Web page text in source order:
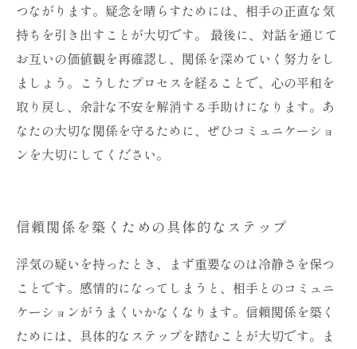
つながります。疑念を晴らすためには、相手の正直な気
持ちを引き出すことが大切です。 最後に、対話を通じて
お互いの価値観を再確認し、関係を深めていく努力をし
ましょう。こうしたプロセスを経ることで、心の平和を
取り戻し、余計な不安を解消する手助けになります。あ
なたの大切な関係を守るために、ぜひコミュニケーショ
ンを大切にしてください。
信頼関係を築くための具体的なステップ
浮気の疑いを持ったとき、まず重要なのは冷静さを保つ
ことです。感情的になってしまうと、相手とのコミュニ
ケーションがうまくいかなくなります。信頼関係を築く
ためには、具体的なステップを踏むことが大切です。ま